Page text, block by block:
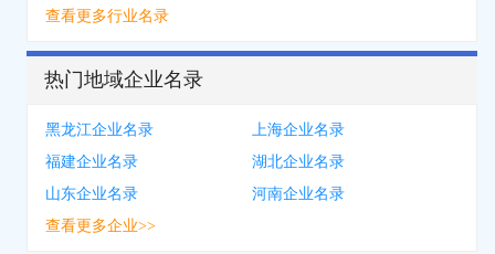
查看更多行业名录
热门地域企业名录
黑龙江企业名录
上海企业名录
福建企业名录
湖北企业名录
山东企业名录
河南企业名录
查看更多企业>>